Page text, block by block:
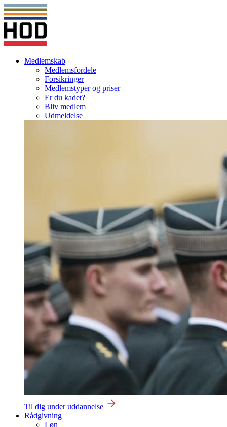
Medlemskab
Medlemsfordele
Forsikringer
Medlemstyper og priser
Er du kadet?
Bliv medlem
Udmeldelse
Til dig under uddannelse
Rådgivning
Løn